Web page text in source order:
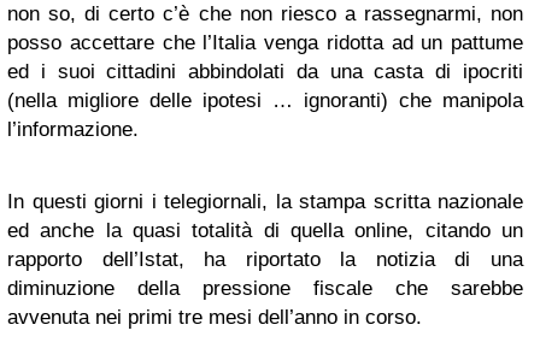
non so, di certo c’è che non riesco a rassegnarmi, non
posso accettare che l’Italia venga ridotta ad un pattume
ed i suoi cittadini abbindolati da una casta di ipocriti
(nella migliore delle ipotesi … ignoranti) che manipola
l’informazione.
In questi giorni i telegiornali, la stampa scritta nazionale
ed anche la quasi totalità di quella online, citando un
rapporto dell’Istat, ha riportato la notizia di una
diminuzione della pressione fiscale che sarebbe
avvenuta nei primi tre mesi dell’anno in corso.